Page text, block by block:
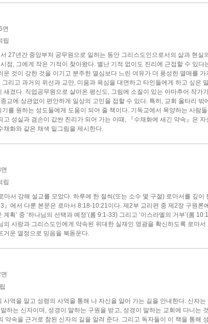
면
립
27년간 중앙부처 공무원으로 일하는 동안 그리스도인으로서의 삶과 현실
점, 그에게 작은 기적이 찾아왔다. 별난 기적 없이도 진리에 근접할 수 있다
운 것이 강한 것을 이기고 분주한 열심보다 느린 여유가 더 풍성한 열매를
그리고 과거의 위선과 교만, 미움과 욕심을 대면하고 타인들에게 하고 싶은
새겼다. 직업공무원으로 살아온 평신도, 그림에 소질이 있는 아마추어 작가
교에 상관없이 편안하게 일상의 고민을 접할 수 있다. 특히, 교회 울타리
를 원하는 성도들에게 도움이 되어 줄 책이다. 기독교에서 목양하는 사람
고 성실과 겸손이 값싼 진리가 되어 가는 이때, 『수채화에 새긴 약속』은
채화와 같은 채색 밑그림을 제시한다.
립
마서 강해 설교를 모았다. 하루에 한 절씩(또는 소수 몇 구절) 로마서를 깊
』에서 다룬 본문은 로마서 8:18-10:21이다. 제2부 교리편 중 제2장 구원론
계획’ 중 ‘하나님의 선택과 예정’(롬 9:1-33) 그리고 ‘이스라엘의 거부’(롬
의 사랑과 그리스도인에게 약속된 위대한 실재인 영광을 확신하도록 로마
거운 열정으로 믿음을 북돋운다.
사역을 알고 성령의 사역을 통해 나 자신을 알아 가는 길을 안내한다. 신자
하는 신자이며, 성경이 말하는 구원을 받고, 성경이 말하는 교회에 다니는
약속을 근거로 참된 신자의 길을 알려 준다. 그리고 독자들이 이 책을 통해